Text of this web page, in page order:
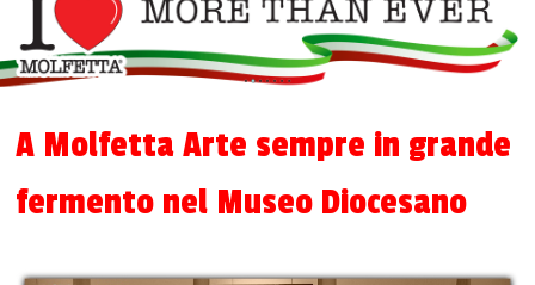
A Molfetta Arte sempre in grande
fermento nel Museo Diocesano